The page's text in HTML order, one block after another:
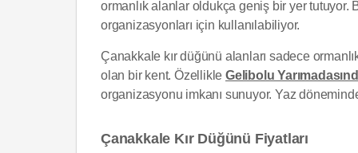
ormanlık alanlar oldukça geniş bir yer tutuyor.
organizasyonları için kullanılabiliyor.
Çanakkale kır düğünü alanları sadece
olan bir kent. ÖzellikleGelibolu
organizasyonu imkanı sunuyor. Yaz
Çanakkale Kır Düğünü Fiyatları